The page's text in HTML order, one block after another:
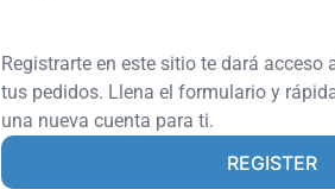
Registrarte en este sitio te dará acceso
tus pedidos. Llena el formulario y
una nueva cuenta para ti.
REGISTER